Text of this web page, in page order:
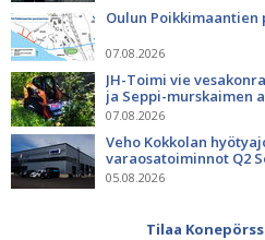
Oulun
07.08.2026
JH-Toimi vie
ja Seppi-murskaimen
07.08.2026
Veho Kokkolan
varaosatoiminnot Q2
05.08.2026
Tilaa